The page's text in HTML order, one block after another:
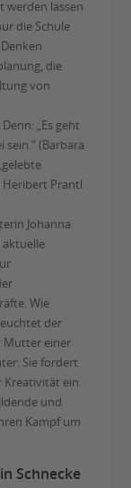
werden lassen
die Schule
die
von
„Es geht
(Barbara
Heribert Prantl
Johanna
Wie
der
Mutter einer
Sie fordert
ein.
und
Kampf um
Schnecke